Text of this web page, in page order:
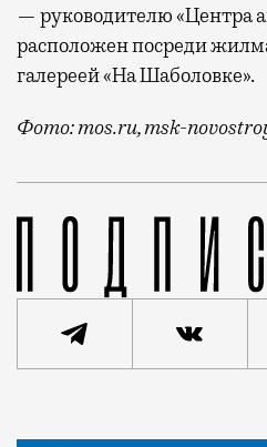
— руководителю «Центра
расположен посреди
галереей «На Шаболовке».
Фото: mos.ru, msk-
В одном из домов на